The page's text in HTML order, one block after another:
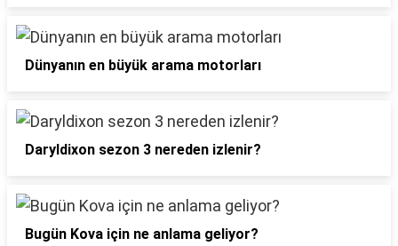
Dünyanın en büyük arama motorları
Daryldixon sezon 3 nereden izlenir?
Bugün Kova için ne anlama geliyor?